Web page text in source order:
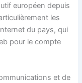
européen depuis
les
du pays, qui
pour le compte
et de